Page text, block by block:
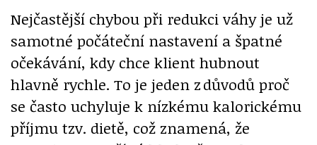
Nejčastější chybou při redukci váhy je už
samotné počáteční nastavení a špatné
očekávání, kdy chce klient hubnout
hlavně rychle. To je jeden z důvodů proč
se často uchyluje k nízkému kalorickému
příjmu tzv. dietě, což znamená, že